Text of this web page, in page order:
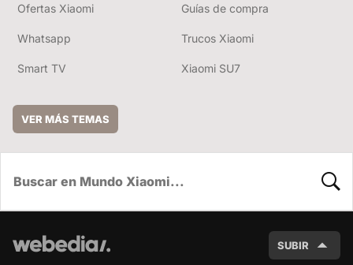
Ofertas Xiaomi Guías de compra
Whatsapp Trucos Xiaomi
Smart TV Xiaomi SU7
VER MÁS TEMAS
SUBIR